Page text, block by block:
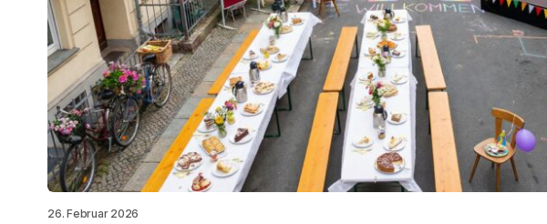
26. Februar 2026